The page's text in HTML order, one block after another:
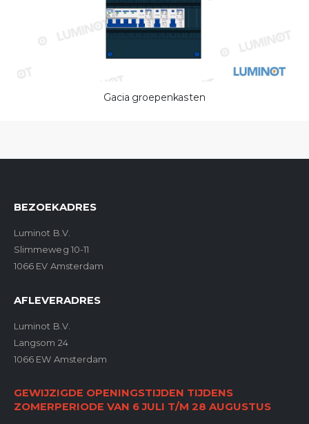
Gacia groepenkasten
BEZOEKADRES
Luminot B.V.
Slimmeweg 10-11
1066 EV Amsterdam
AFLEVERADRES
Luminot B.V.
Langsom 24
1066 EW Amsterdam
GEWIJZIGDE OPENINGSTIJDEN TIJDENS
ZOMERPERIODE VAN 6 JULI T/M 28 AUGUSTUS